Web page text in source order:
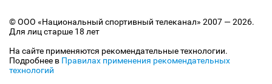
© ООО «Национальный спортивный телеканал» 2007 — 2026.
Для лиц старше 18 лет
На сайте применяются рекомендательные технологии.
Подробнее в Правилах применения рекомендательных
технологий